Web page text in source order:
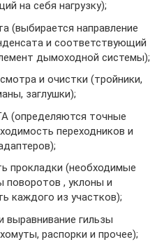
на себя нагрузку);
(выбирается направление
и соответствующий
дымоходной системы);
и очистки (тройники,
заглушки);
(определяются точные
переходников и
прокладки (необходимые
поворотов , уклоны и
каждого из участков);
выравнивание гильзы
распорки и прочее);